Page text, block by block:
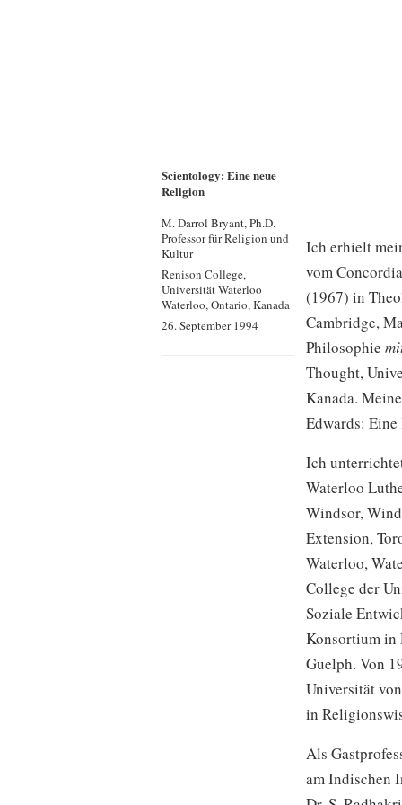
Scientology: Eine neue
Religion
M. Darrol Bryant, Ph.D.
Professor für Religion und
Kultur
Renison College,
Universität Waterloo
Waterloo, Ontario, Kanada
26. September 1994
Ich erhielt
vom
(1967) in
Cambridge,
Philosophie
Thought,
Kanada.
Edwards:
Ich
Waterloo
Windsor,
Extension,
Waterloo,
College der
Soziale
Konsortium in
Guelph. Von
Universität
in
Als
am Indischen